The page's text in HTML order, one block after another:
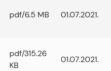
pdf/6.5 MB 01.07.2021.
pdf/315.26
KB
01.07.2021.